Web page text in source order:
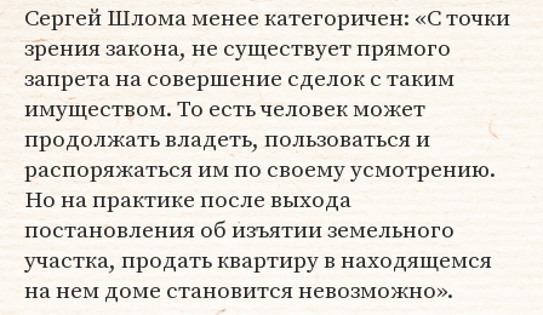
Сергей Шлома менее категоричен: «С точки
зрения закона, не существует прямого
запрета на совершение сделок с таким
имуществом. То есть человек может
продолжать владеть, пользоваться и
распоряжаться им по своему усмотрению.
Но на практике после выхода
постановления об изъятии земельного
участка, продать квартиру в находящемся
на нем доме становится невозможно».